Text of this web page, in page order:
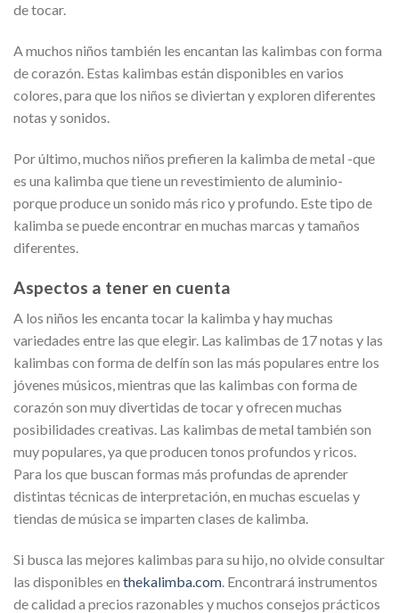
de tocar.
A muchos niños también les encantan las kalimbas con forma
de corazón. Estas kalimbas están disponibles en varios
colores, para que los niños se diviertan y exploren diferentes
notas y sonidos.
Por último, muchos niños prefieren la kalimba de metal -que
es una kalimba que tiene un revestimiento de aluminio-
porque produce un sonido más rico y profundo. Este tipo de
kalimba se puede encontrar en muchas marcas y tamaños
diferentes.
Aspectos a tener en cuenta
A los niños les encanta tocar la kalimba y hay muchas
variedades entre las que elegir. Las kalimbas de 17 notas y las
kalimbas con forma de delfín son las más populares entre los
jóvenes músicos, mientras que las kalimbas con forma de
corazón son muy divertidas de tocar y ofrecen muchas
posibilidades creativas. Las kalimbas de metal también son
muy populares, ya que producen tonos profundos y ricos.
Para los que buscan formas más profundas de aprender
distintas técnicas de interpretación, en muchas escuelas y
tiendas de música se imparten clases de kalimba.
Si busca las mejores kalimbas para su hijo, no olvide consultar
las disponibles en thekalimba.com. Encontrará instrumentos
de calidad a precios razonables y muchos consejos prácticos